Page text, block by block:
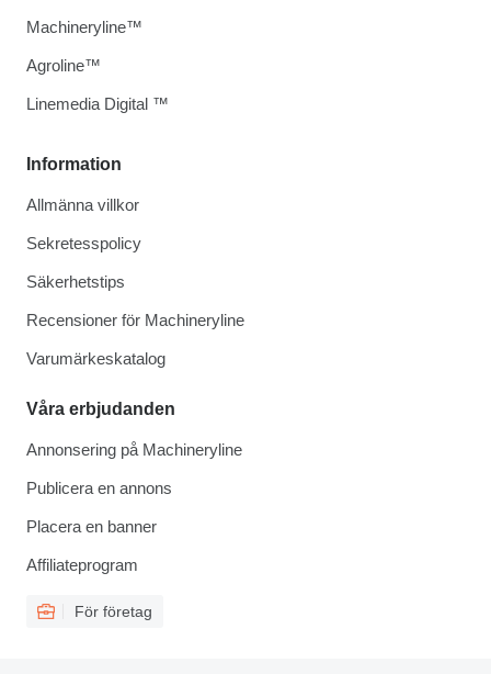
Information
Allmänna villkor
Sekretesspolicy
Säkerhetstips
Recensioner för Machineryline
Varumärkeskatalog
Våra erbjudanden
Annonsering på Machineryline
Publicera en annons
Placera en banner
Affiliateprogram
För företag
Machineryline™
Agroline™
Linemedia Digital ™